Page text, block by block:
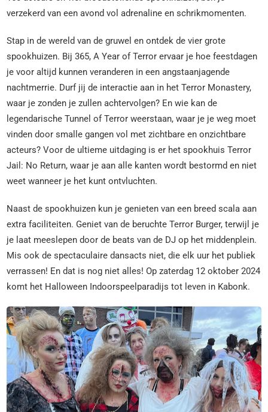
verzekerd van een avond vol adrenaline en schrikmomenten.
Stap in de wereld van de gruwel en ontdek de vier grote
spookhuizen. Bij 365, A Year of Terror ervaar je hoe feestdagen
je voor altijd kunnen veranderen in een angstaanjagende
nachtmerrie. Durf jij de interactie aan in het Terror Monastery,
waar je zonden je zullen achtervolgen? En wie kan de
legendarische Tunnel of Terror weerstaan, waar je je weg moet
vinden door smalle gangen vol met zichtbare en onzichtbare
acteurs? Voor de ultieme uitdaging is er het spookhuis Terror
Jail: No Return, waar je aan alle kanten wordt bestormd en niet
weet wanneer je het kunt ontvluchten.
Naast de spookhuizen kun je genieten van een breed scala aan
extra faciliteiten. Geniet van de beruchte Terror Burger, terwijl je
je laat meeslepen door de beats van de DJ op het middenplein.
Mis ook de spectaculaire dansacts niet, die elk uur het publiek
verrassen! En dat is nog niet alles! Op zaterdag 12 oktober 2024
komt het Halloween Indoorspeelparadijs tot leven in Kabonk.